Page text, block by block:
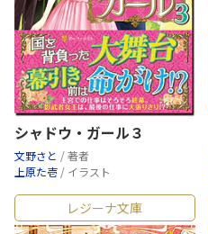
シャドウ・ガール３
文野さと / 著者
上原た壱 / イラスト
レジーナ文庫